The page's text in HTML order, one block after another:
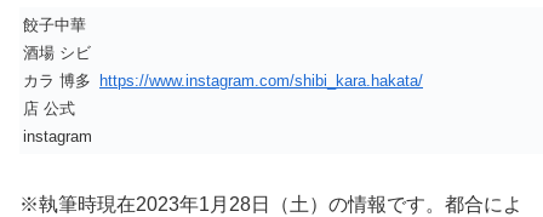
餃子中華
酒場 シビ
カラ 博多
店 公式
instagram
https://www.instagram.com/shibi_kara.hakata/
※執筆時現在2023年1月28日（土）の情報です。都合によ